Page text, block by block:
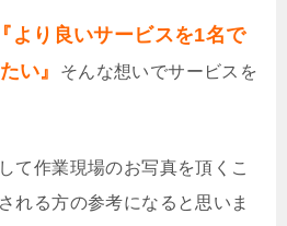
『より良いサービスを1名で
い』
そんな想いでサービスを
て作業現場のお写真を頂くこ
れる方の参考になると思いま